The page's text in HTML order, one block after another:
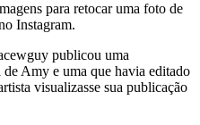
para retocar uma foto de
Instagram.
publicou uma
Amy e uma que havia editado
visualizasse sua publicação